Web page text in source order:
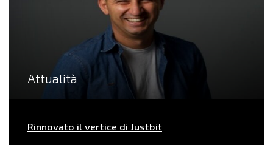
Attualità
Rinnovato il vertice di Justbit